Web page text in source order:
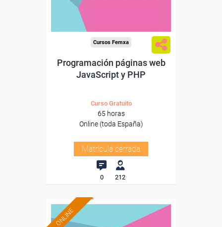
Cursos Femxa
Programación páginas web
JavaScript y PHP
Curso Gratuito
65 horas
Online (toda España)
Matrícula cerrada
0 212
ONLINE